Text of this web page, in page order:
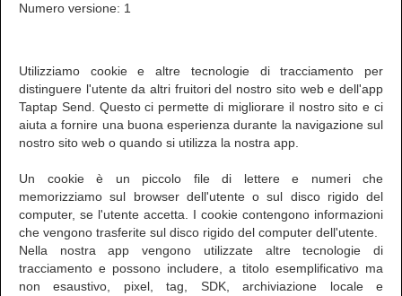
Numero versione: 1
Utilizziamo cookie e altre tecnologie di tracciamento per
distinguere l'utente da altri fruitori del nostro sito web e dell'app
Taptap Send. Questo ci permette di migliorare il nostro sito e ci
aiuta a fornire una buona esperienza durante la navigazione sul
nostro sito web o quando si utilizza la nostra app.
Un cookie è un piccolo file di lettere e numeri che
memorizziamo sul browser dell'utente o sul disco rigido del
computer, se l'utente accetta. I cookie contengono informazioni
che vengono trasferite sul disco rigido del computer dell'utente.
Nella nostra app vengono utilizzate altre tecnologie di
tracciamento e possono includere, a titolo esemplificativo ma
non esaustivo, pixel, tag, SDK, archiviazione locale e